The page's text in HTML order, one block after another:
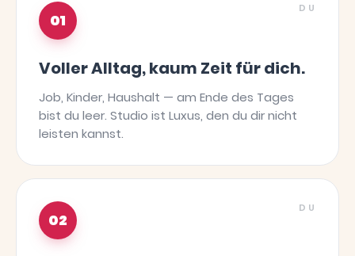
01
DU
Voller Alltag, kaum Zeit für dich.
Job, Kinder, Haushalt — am Ende des Tages
bist du leer. Studio ist Luxus, den du dir nicht
leisten kannst.
02
DU